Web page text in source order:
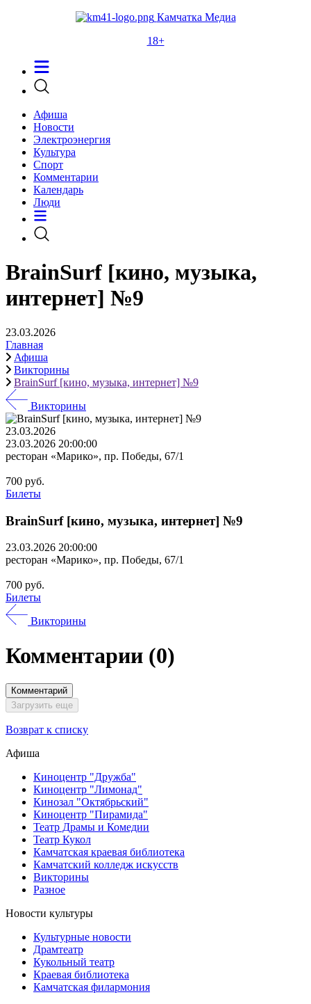
Камчатка Медиа
18+
Афиша
Новости
Электроэнергия
Культура
Спорт
Комментарии
Календарь
Люди
BrainSurf [кино, музыка,
интернет] №9
23.03.2026
Главная
Афиша
Викторины
BrainSurf [кино, музыка, интернет] №9
Викторины
23.03.2026
23.03.2026 20:00:00
ресторан «Марико», пр. Победы, 67/1
700 руб.
Билеты
BrainSurf [кино, музыка, интернет] №9
23.03.2026 20:00:00
ресторан «Марико», пр. Победы, 67/1
700 руб.
Билеты
Викторины
Комментарии (0)
Комментарий
Загрузить еще
Возврат к списку
Афиша
Киноцентр "Дружба"
Киноцентр "Лимонад"
Кинозал "Октябрьский"
Киноцентр "Пирамида"
Театр Драмы и Комедии
Театр Кукол
Камчатская краевая библиотека
Камчатский колледж искусств
Викторины
Разное
Новости культуры
Культурные новости
Драмтеатр
Кукольный театр
Краевая библиотека
Камчатская филармония